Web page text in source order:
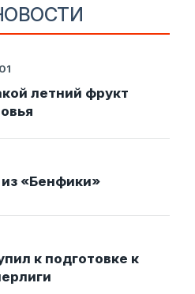
летний фрукт
«Бенфики»
к подготовке к